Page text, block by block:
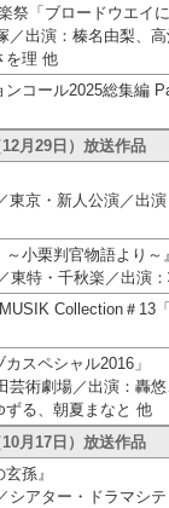
祭「ブロードウエイ
／出演：榛名由梨、
を理 他
ンコール2025総集編
月29日）放送作品
東京・新人公演／出
～小栗判官物語より～』
東特・千秋楽／出演
Collection＃13
カスペシャル2016」
芸術劇場／出演：轟
ずる、朝夏まなと 他
月17日）放送作品
玄孫』
シアター・ドラマシ